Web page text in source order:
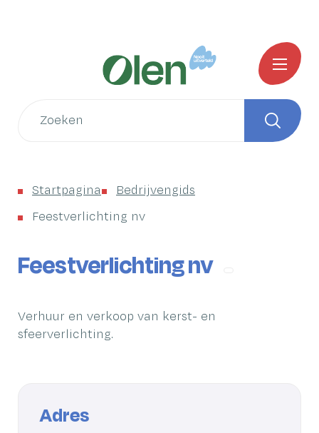
inhoud
Startpagina
Gemeente
Olen
zoek
Zoeken
MENU
Startpagina
Bedrijvengids
Feestverlichting nv
Feestverlichting nv
Verhuur en verkoop van kerst- en
sfeerverlichting.
Adres